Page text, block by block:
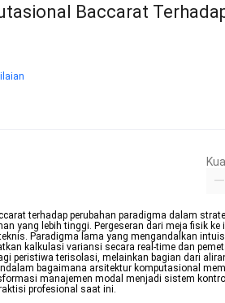
Baccarat
terhadap perubahan paradigma dalam
yang lebih tinggi. Pergeseran dari meja fisik
Paradigma lama yang mengandalkan
kalkulasi variansi secara real-time dan
peristiwa terisolasi, melainkan bagian dari
bagaimana arsitektur komputasional
manajemen modal menjadi sistem
profesional saat ini.